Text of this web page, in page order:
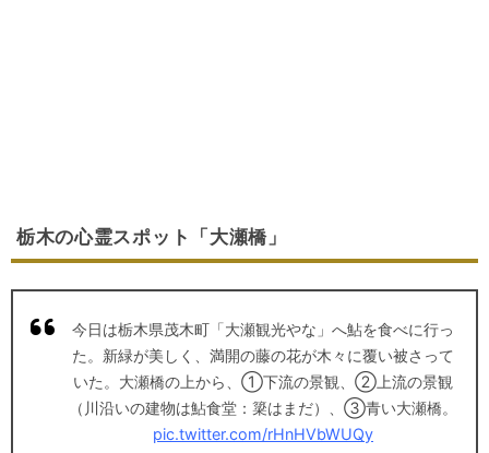
栃木の心霊スポット「大瀬橋」
今日は栃木県茂木町「大瀬観光やな」へ鮎を食べに行っ
た。新緑が美しく、満開の藤の花が木々に覆い被さって
いた。大瀬橋の上から、①下流の景観、②上流の景観
（川沿いの建物は鮎食堂：簗はまだ）、③青い大瀬橋。
pic.twitter.com/rHnHVbWUQy